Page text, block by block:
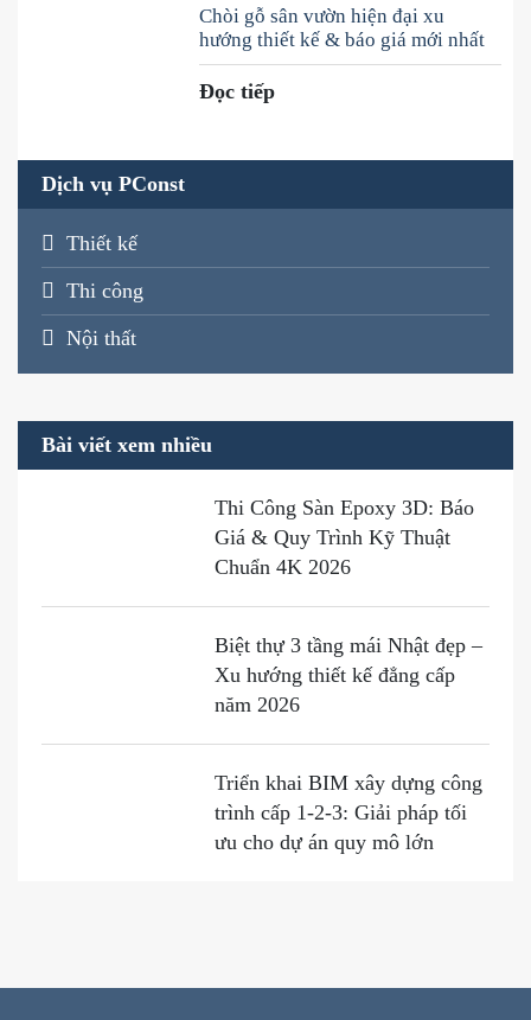
Chòi gỗ sân vườn hiện đại xu
hướng thiết kế & báo giá mới nhất
Đọc tiếp
Dịch vụ PConst
Thiết kế
Thi công
Nội thất
Bài viết xem nhiều
Thi Công Sàn Epoxy 3D: Báo
Giá & Quy Trình Kỹ Thuật
Chuẩn 4K 2026
Biệt thự 3 tầng mái Nhật đẹp –
Xu hướng thiết kế đẳng cấp
năm 2026
Triển khai BIM xây dựng công
trình cấp 1-2-3: Giải pháp tối
ưu cho dự án quy mô lớn